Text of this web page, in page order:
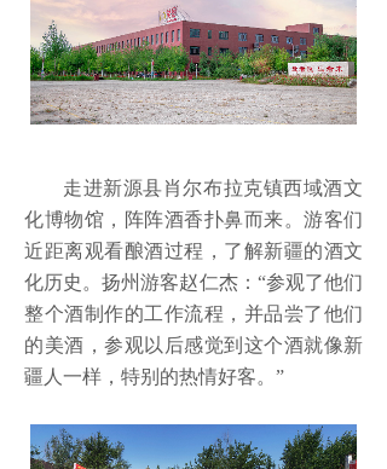
走进新源县肖尔布拉克镇西域酒文
化博物馆，阵阵酒香扑鼻而来。游客们
近距离观看酿酒过程，了解新疆的酒文
化历史。扬州游客赵仁杰： “参观了他们
整个酒制作的工作流程，并品尝了他们
的美酒，参观以后感觉到这个酒就像新
疆人一样，特别的热情好客。”